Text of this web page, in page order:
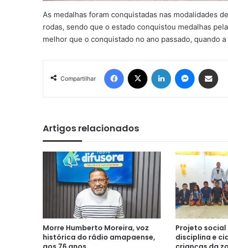
As medalhas foram conquistadas nas modalidades
rodas, sendo que o estado conquistou medalhas
melhor que o conquistado no ano passado, quando
Compartilhar
Facebook Linkedin Messenger
Artigos relacionados
Morre Humberto Moreira, voz
histórica do rádio amapaense,
Projeto
disciplina e